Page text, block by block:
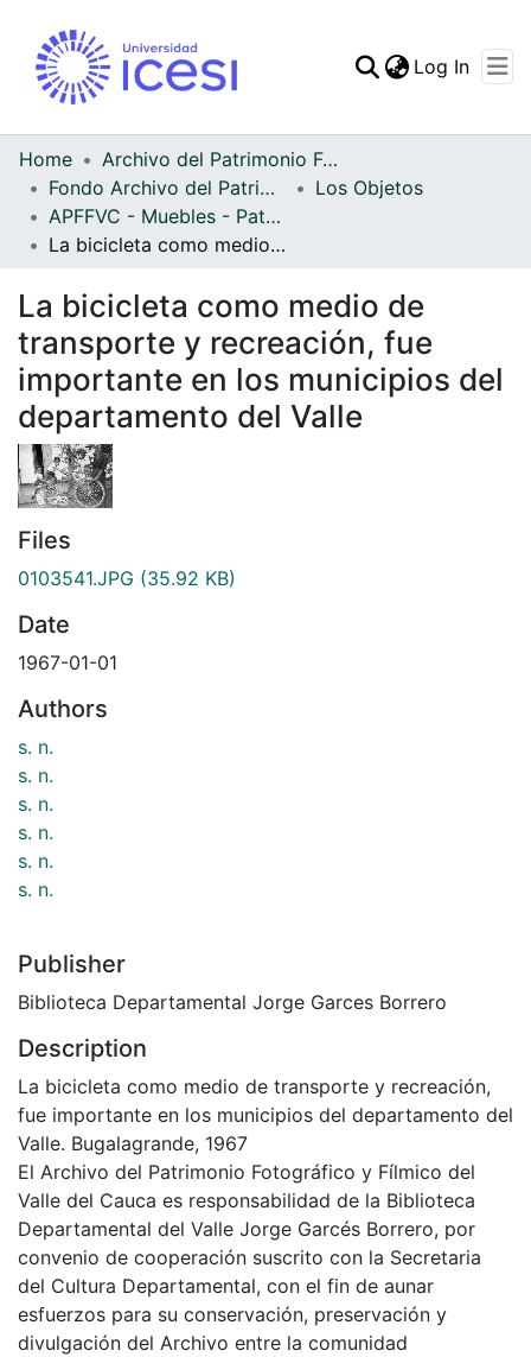
Statistics
Log In
Home
Archivo del Patrimonio Fotográfico y Fílmico del Valle del Cauca
Fondo Archivo del Patrimonio Fotográfico y Fílmico del Valle del Cauca
Los Objetos
APFFVC - Muebles - Patrimonial
La bicicleta como medio de transporte y recreación, fue importante en los municipios del departamento del Valle
La bicicleta como medio de
transporte y recreación, fue
importante en los municipios del
departamento del Valle
Files
0103541.JPG (35.92 KB)
Date
1967-01-01
Authors
s. n.
s. n.
s. n.
s. n.
s. n.
s. n.
Publisher
Biblioteca Departamental Jorge Garces Borrero
Description
La bicicleta como medio de transporte y recreación,
fue importante en los municipios del departamento del
Valle. Bugalagrande, 1967
El Archivo del Patrimonio Fotográfico y Fílmico del
Valle del Cauca es responsabilidad de la Biblioteca
Departamental del Valle Jorge Garcés Borrero, por
convenio de cooperación suscrito con la Secretaria
del Cultura Departamental, con el fin de aunar
esfuerzos para su conservación, preservación y
divulgación del Archivo entre la comunidad